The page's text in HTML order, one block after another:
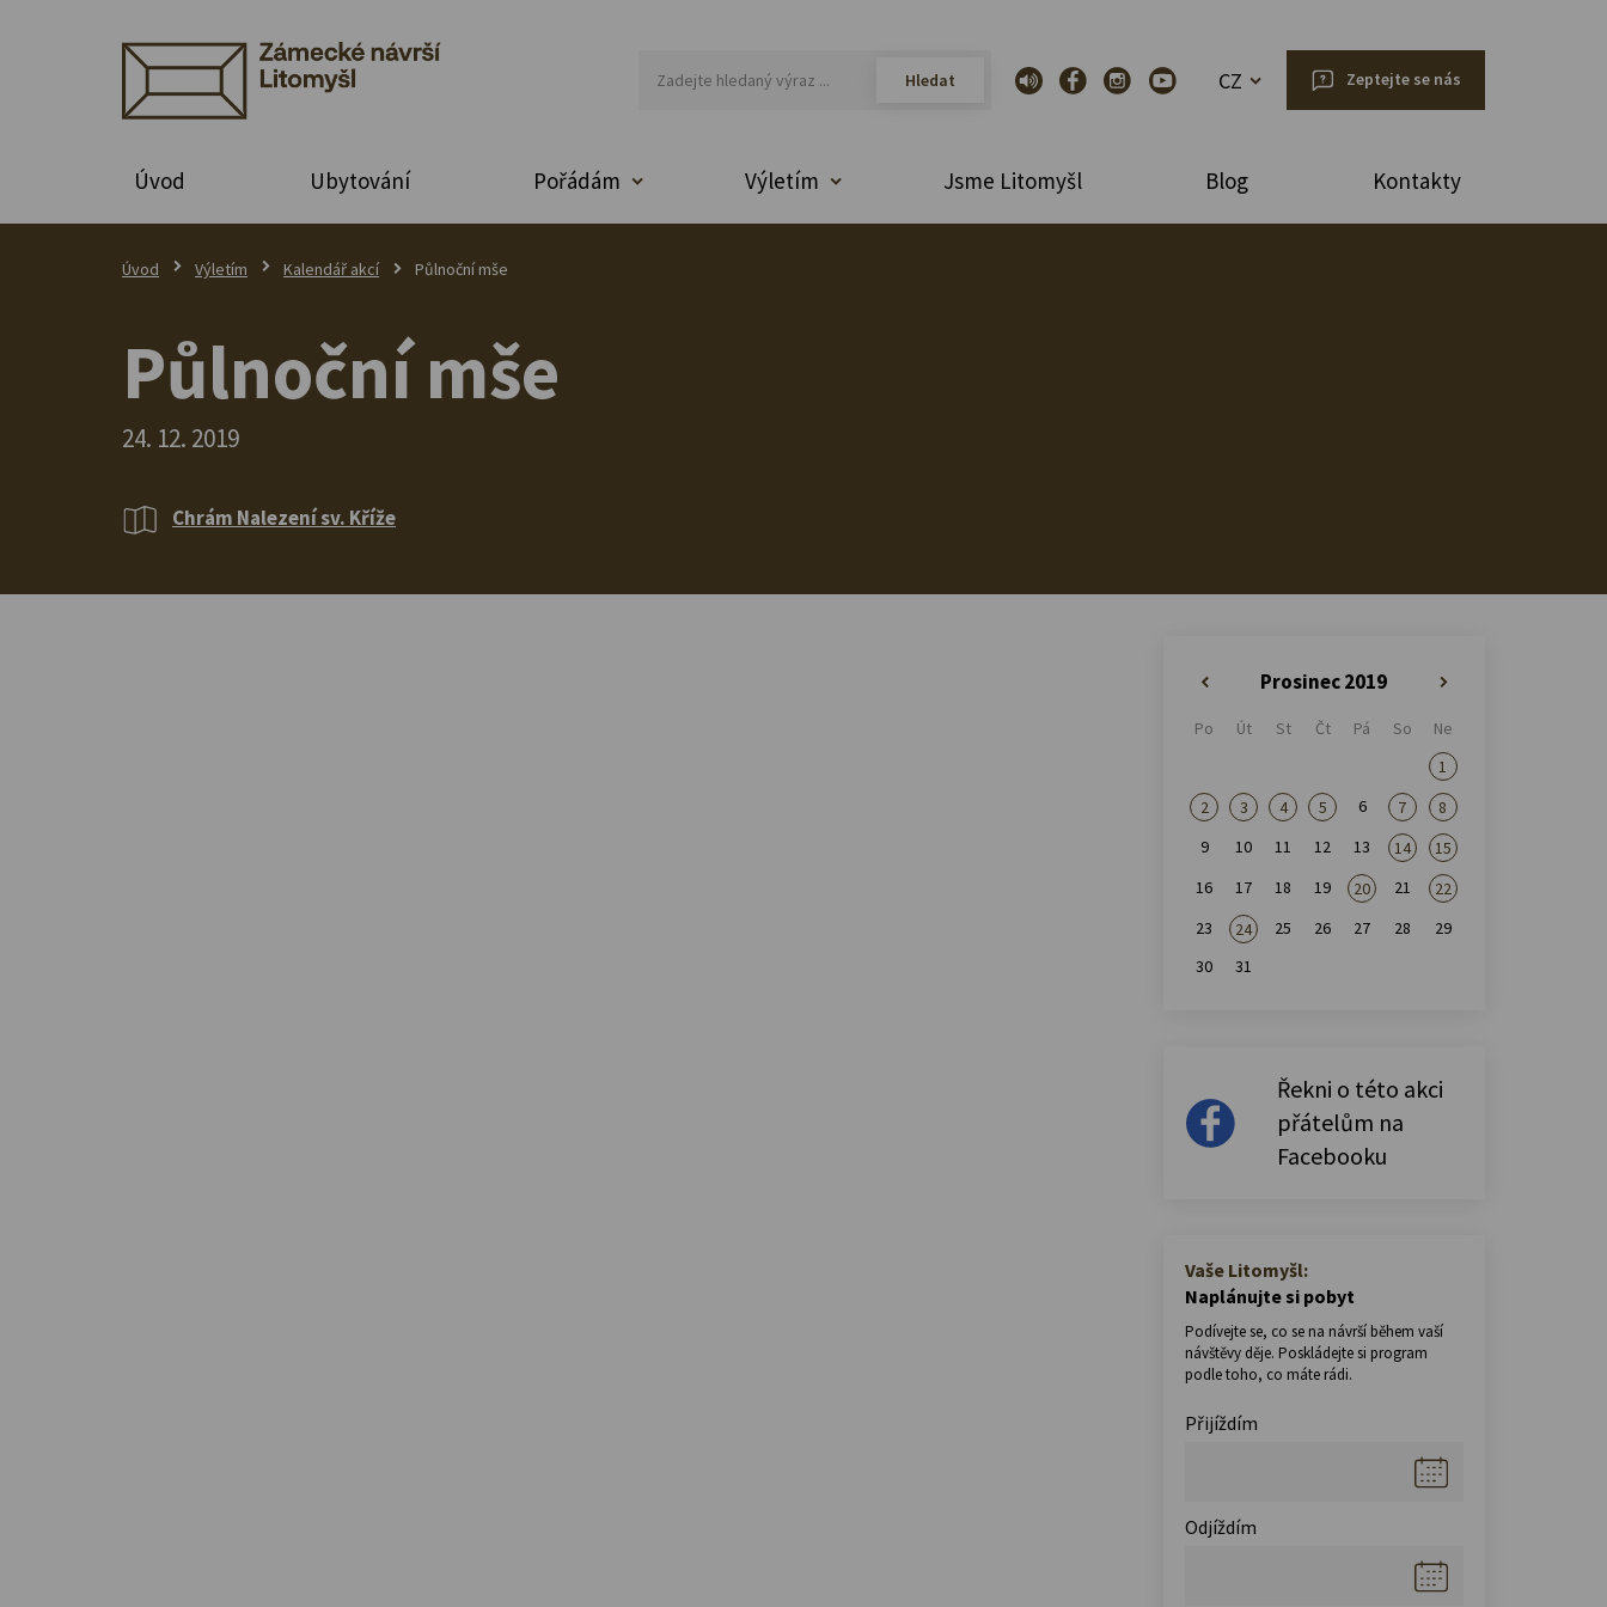
CZ Zeptejte se nás
Úvod Ubytování Pořádám Výletím Jsme Litomyšl Blog Kontakty
Úvod Výletím Kalendář akcí Půlnoční mše
Půlnoční mše
24. 12. 2019
Chrám Nalezení sv. Kříže
Prosinec 2019
»
Po Út St Čt Pá So
Ne
1
2
3 4 5 6 7
8
9
10 11 12 13 14
15
16
17 18 19 20 21
22
23
24 25 26 27 28
29
30
31
Řekni o této akci
přátelům na
Facebooku
Vaše Litomyšl:
Naplánujte si pobyt
Podívejte se, co se na návrší během vaší
návštěvy děje. Poskládejte si program
podle toho, co máte rádi.
Přijíždím
Odjíždím